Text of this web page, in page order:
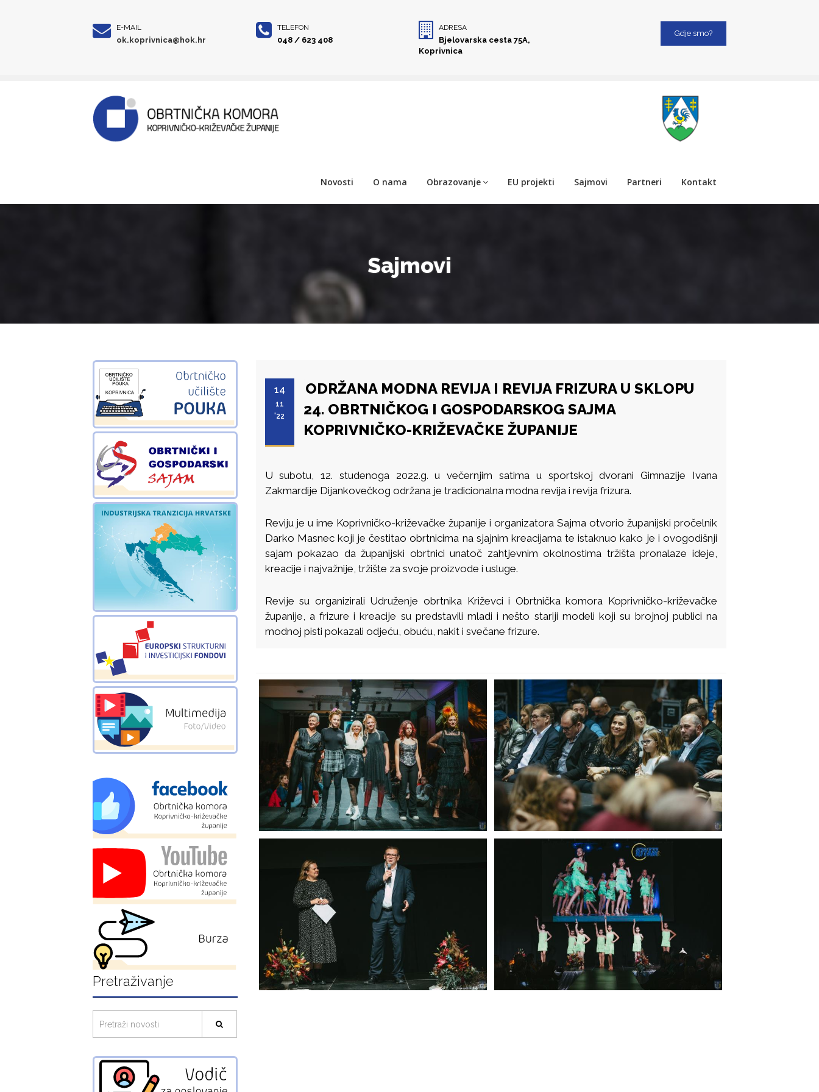
E-MAIL
ok.koprivnica@hok.hr
TELEFON
048 / 623 408
ADRESA
Bjelovarska cesta 75A,
Koprivnica
Gdje smo?
Novosti O nama Obrazovanje EU projekti Sajmovi Partneri Kontakt
Sajmovi
14
11
'22
ODRŽANA MODNA REVIJA I REVIJA FRIZURA U SKLOPU
24. OBRTNIČKOG I GOSPODARSKOG SAJMA
KOPRIVNIČKO-KRIŽEVAČKE ŽUPANIJE
U subotu, 12. studenoga 2022.g. u večernjim satima u sportskoj dvorani Gimnazije Ivana
Zakmardije Dijankovečkog održana je tradicionalna modna revija i revija frizura.
Reviju je u ime Koprivničko-križevačke županije i organizatora Sajma otvorio županijski pročelnik
Darko Masnec koji je čestitao obrtnicima na sjajnim kreacijama te istaknuo kako je i ovogodišnji
sajam pokazao da županijski obrtnici unatoč zahtjevnim okolnostima tržišta pronalaze ideje,
kreacije i najvažnije, tržište za svoje proizvode i usluge.
Revije su organizirali Udruženje obrtnika Križevci i Obrtnička komora Koprivničko-križevačke
županije, a frizure i kreacije su predstavili mladi i nešto stariji modeli koji su brojnoj publici na
modnoj pisti pokazali odjeću, obuću, nakit i svečane frizure.
Pretraživanje